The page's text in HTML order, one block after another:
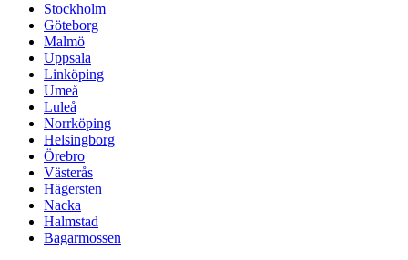
Stockholm
Göteborg
Malmö
Uppsala
Linköping
Umeå
Luleå
Norrköping
Helsingborg
Örebro
Västerås
Hägersten
Nacka
Halmstad
Bagarmossen